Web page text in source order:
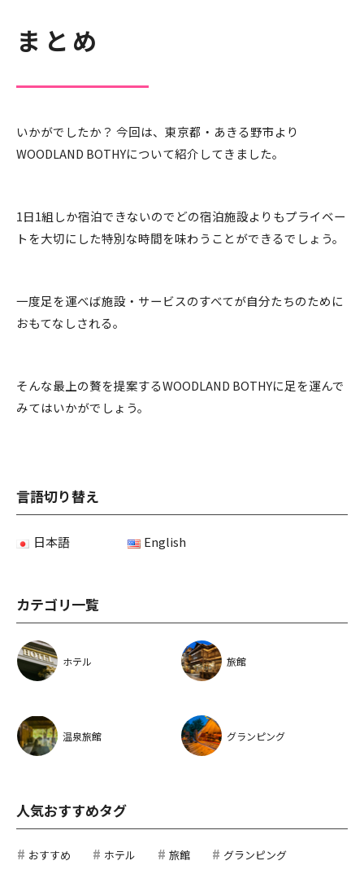
まとめ
いかがでしたか？ 今回は、東京都・あきる野市より
WOODLAND BOTHYについて紹介してきました。
1日1組しか宿泊できないのでどの宿泊施設よりもプライベー
トを大切にした特別な時間を味わうことができるでしょう。
一度足を運べば施設・サービスのすべてが自分たちのために
おもてなしされる。
そんな最上の贅を提案するWOODLAND BOTHYに足を運んで
みてはいかがでしょう。
言語切り替え
日本語 English
カテゴリ一覧
ホテル 旅館
温泉旅館 グランピング
人気おすすめタグ
おすすめ ホテル 旅館
グランピング